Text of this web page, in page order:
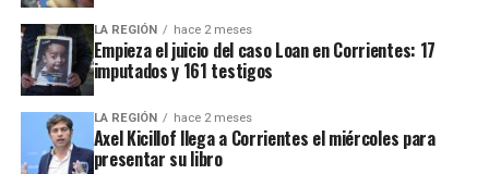
LA REGIÓN hace 2 meses
Empieza el juicio del caso Loan en Corrientes: 17
imputados y 161 testigos
LA REGIÓN hace 2 meses
Axel Kicillof llega a Corrientes el miércoles para
presentar su libro